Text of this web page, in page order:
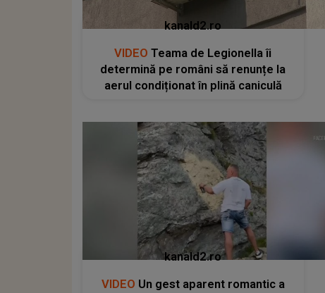
kanald2.ro
VIDEO Teama de Legionella îi
determină pe români să renunțe la
aerul condiționat în plină caniculă
kanald2.ro
VIDEO Un gest aparent romantic a